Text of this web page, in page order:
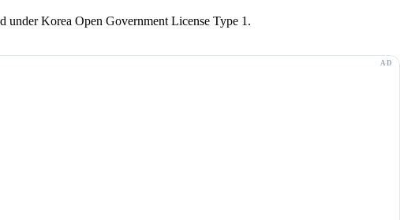
under Korea Open Government License Type 1.